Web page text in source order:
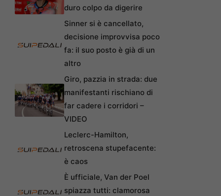
duro colpo da digerire
Sinner si è cancellato,
decisione improvvisa poco
fa: il suo posto è già di un
altro
Giro, pazzia in strada: due
manifestanti rischiano di
far cadere i corridori –
VIDEO
Leclerc-Hamilton,
retroscena stupefacente:
è caos
È ufficiale, Van der Poel
spiazza tutti: clamorosa